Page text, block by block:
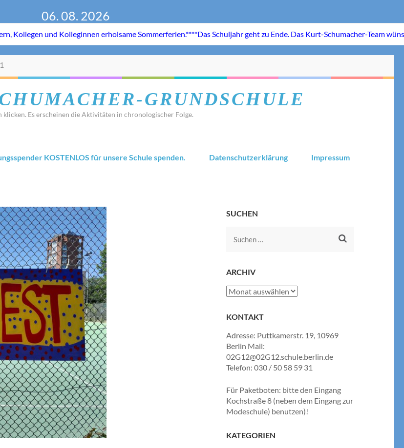
06. 08. 2026
GRUNDSCHULE
klicken. Es erscheinen die Aktivitäten in chronologischer Folge.
KOSTENLOS für unsere Schule spenden. Datenschutzerklärung Impressum
SUCHEN
Suchen
ARCHIV
Archiv
KONTAKT
Adresse: Puttkamerstr. 19, 10969
Berlin Mail:
02G12@02G12.schule.berlin.de
Telefon: 030 / 50 58 59 31
Für Paketboten: bitte den Eingang
Kochstraße 8 (neben dem Eingang zur
Modeschule) benutzen)!
KATEGORIEN